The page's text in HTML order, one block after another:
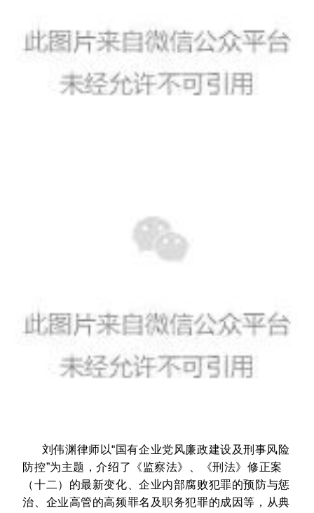
刘伟渊律师以“国有企业党风廉政建设及刑事风险
防控”为主题，介绍了《监察法》、《刑法》修正案
（十二）的最新变化、企业内部腐败犯罪的预防与惩
治、企业高管的高频罪名及职务犯罪的成因等，从典